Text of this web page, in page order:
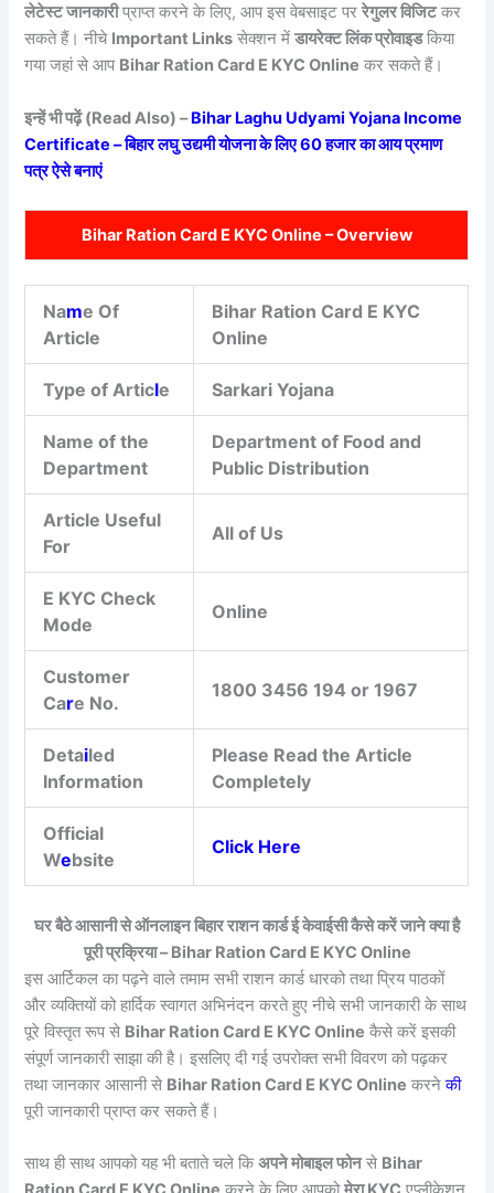
लेटेस्ट जानकारीप्राप्त करने के लिए, आप इस वेबसाइट पररेगुलर विजिटकर
सकते हैं। नीचे Important Links सेक्शन मेंडायरेक्ट लिंक प्रोवाइडकिया
गया जहां से आप Bihar Ration Card E KYC Online कर सकते हैं।
इन्हें भी पढ़ें (Read Also) –Bihar Laghu Udyami Yojana Income
Certificate – बिहार लघु उद्यमी योजना के लिए 60 हजार का आय प्रमाण
पत्र ऐसे बनाएं
Bihar Ration Card E KYC Online – Overview
Name Of
Article
Bihar Ration Card E KYC
Online
Type of Article Sarkari Yojana
Name of the
Department
Department of Food and
Public Distribution
Article Useful
For
All of Us
E KYC Check
Mode
Online
Customer
Care No.
1800 3456 194 or 1967
Detailed
Information
Please Read the Article
Completely
Official
Website
Click Here
घर बैठे आसानी से ऑनलाइन बिहार राशन कार्ड ई केवाईसी कैसे करें जाने क्या है
पूरी प्रक्रिया – Bihar Ration Card E KYC Online
इस आर्टिकल का पढ़ने वाले तमाम सभी राशन कार्ड धारको तथा प्रिय पाठकों
और व्यक्तियों को हार्दिक स्वागत अभिनंदन करते हुए नीचे सभी जानकारी के साथ
पूरे विस्तृत रूप से Bihar Ration Card E KYC Online कैसे करें इसकी
संपूर्ण जानकारी साझा की है। इसलिए दी गई उपरोक्त सभी विवरण को पढ़कर
तथा जानकार आसानी से Bihar Ration Card E KYC Online करनेकी
पूरी जानकारी प्राप्त कर सकते हैं।
साथ ही साथ आपको यह भी बताते चले किअपने मोबाइल फोनसे Bihar